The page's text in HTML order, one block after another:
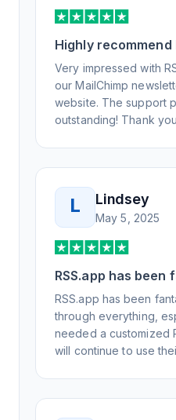
support, all of my
that my users
Honestly, it has been
experience, and I will
know to RSS.app for
Highly recommend
Very impressed with
our MailChimp
website. The support
outstanding! Thank
L Lindsey
May 5, 2025
RSS.app has been
RSS.app has been
through everything,
needed a customized
will continue to use